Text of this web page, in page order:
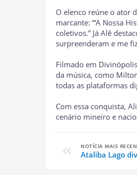
O elenco reúne o ator
marcante: “‘A Nossa
coletivos.” Já Alê
surpreenderam e me
Filmado em
da música, como
todas as plataformas
Com essa conquista,
cenário mineiro e
NOTÍCIA MAIS
Ataliba Lago